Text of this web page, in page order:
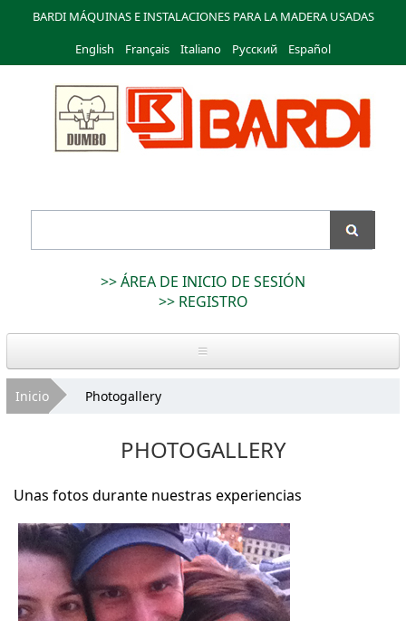
Pasar al
principal
BARDI MÁQUINAS E INSTALACIONES PARA LA MADERA USADAS
English
Français Italiano Русский Español
Macchine
>> ÁREA DE INICIO DE SESIÓN
>> REGISTRO
Inicio
Maquinas para madera usadas
Servicios
¡VENDA TUS MÁQUINAS!
Donde Estamos
Contactos
Usted está aquí
Inicio Photogallery
PHOTOGALLERY
Unas fotos durante nuestras experiencias